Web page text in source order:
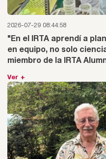
2026-07-29 08:44:58
"En el IRTA aprendí a
en equipo, no solo
miembro de la IRTA
Ver +